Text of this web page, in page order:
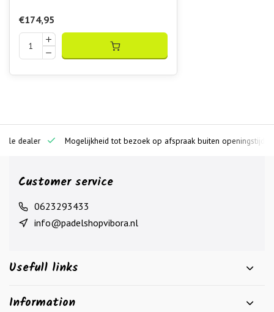
€174,95
dealer Mogelijkheid tot bezoek op afspraak buiten openingstijden
Customer service
0623293433
info@padelshopvibora.nl
Usefull links
Information